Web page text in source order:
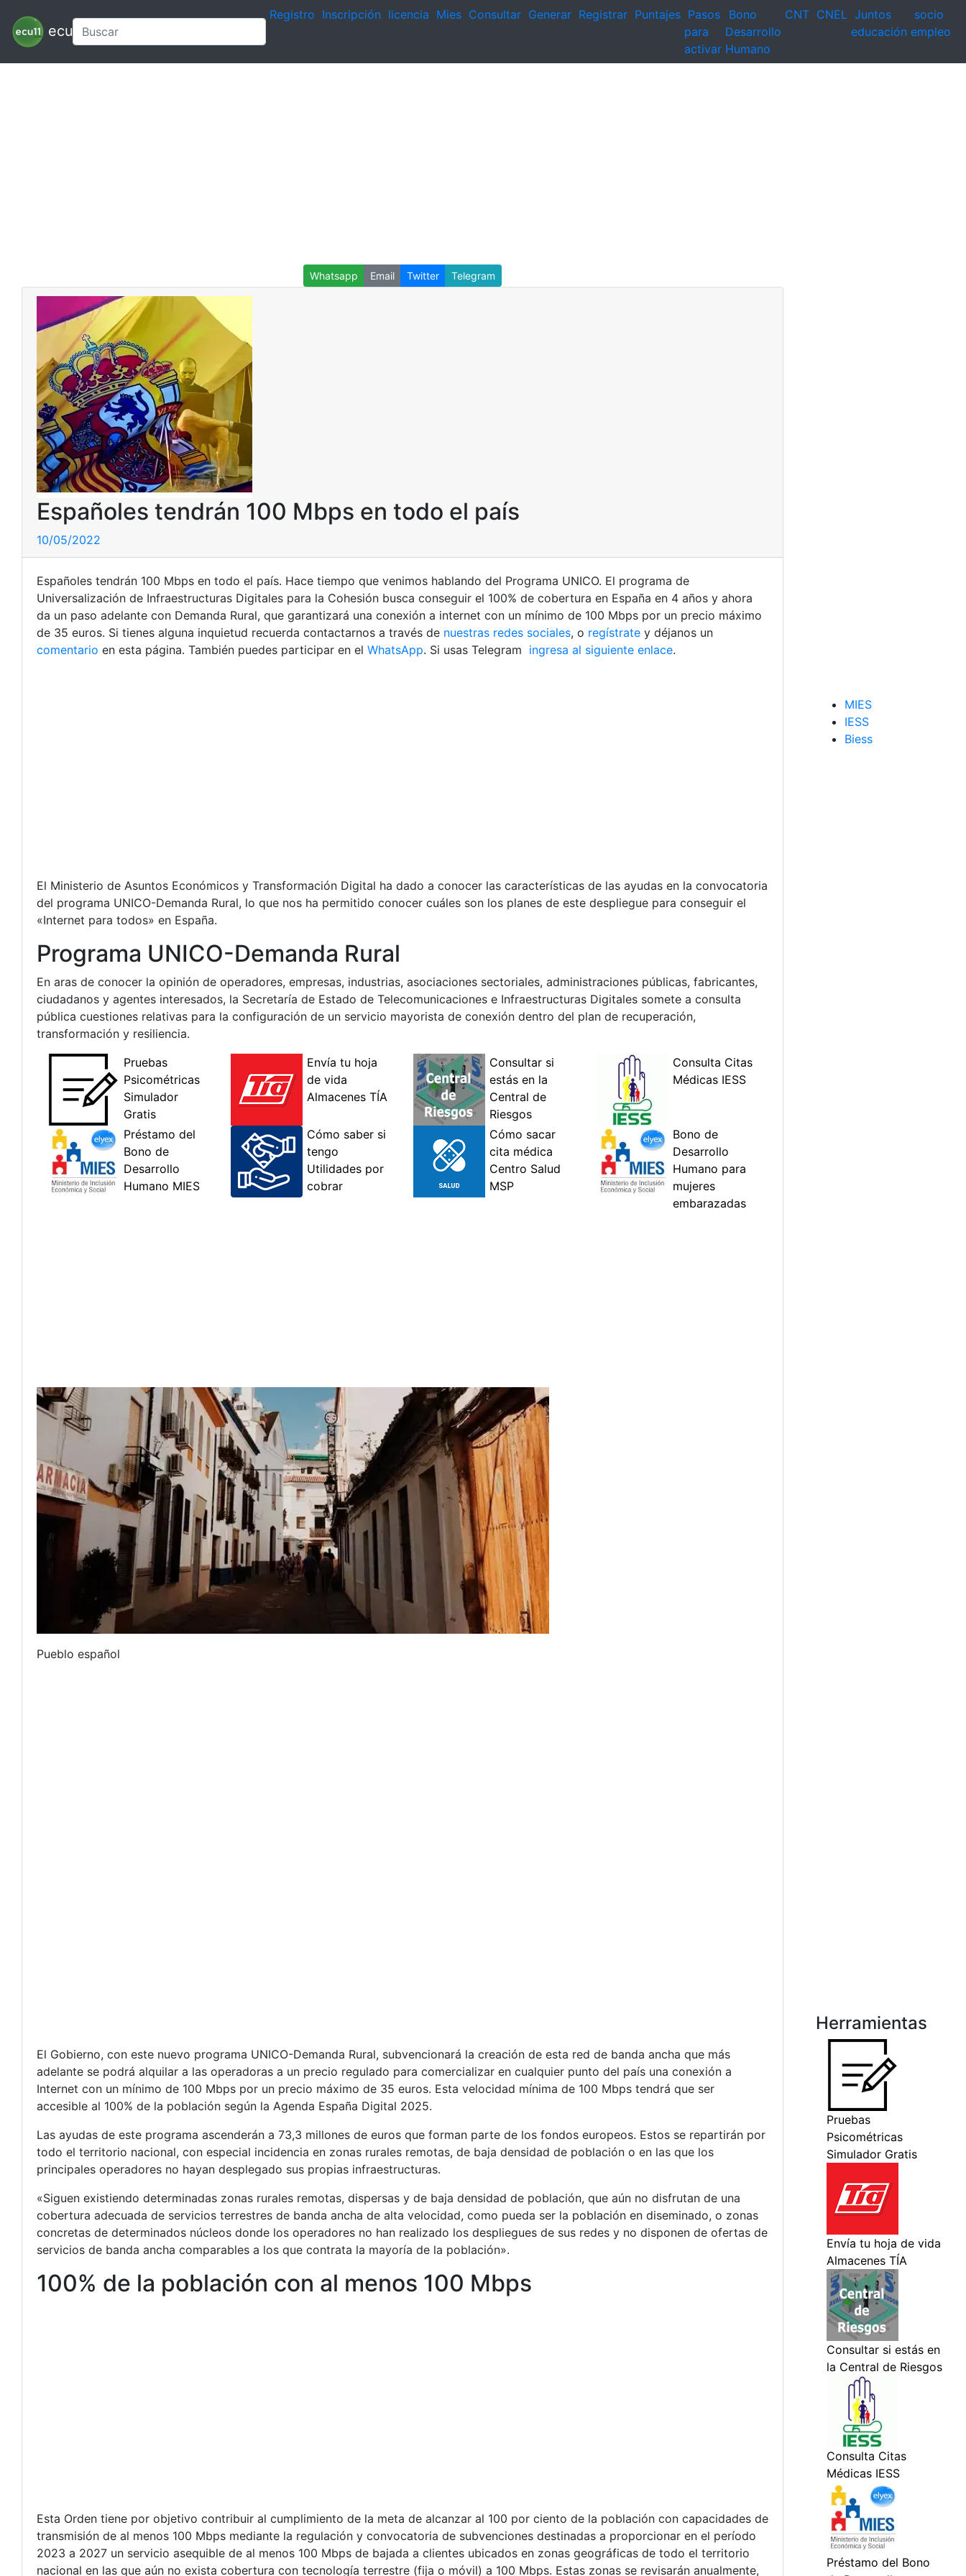
ecu11
Registro Inscripción licencia Mies Consultar Generar Registrar Puntajes Pasos
para
activar
Bono
Desarrollo
Humano
CNT CNEL Juntos
educación
socio
empleo
Whatsapp Email Twitter Telegram
Españoles tendrán 100 Mbps en todo el país
10/05/2022
Españoles tendrán 100 Mbps en todo el país. Hace tiempo que venimos hablando del Programa UNICO. El programa de
Universalización de Infraestructuras Digitales para la Cohesión busca conseguir el 100% de cobertura en España en 4 años y ahora
da un paso adelante con Demanda Rural, que garantizará una conexión a internet con un mínimo de 100 Mbps por un precio máximo
de 35 euros. Si tienes alguna inquietud recuerda contactarnos a través de nuestras redes sociales, o regístrate y déjanos un
comentario en esta página. También puedes participar en el WhatsApp. Si usas Telegram ingresa al siguiente enlace.
El Ministerio de Asuntos Económicos y Transformación Digital ha dado a conocer las características de las ayudas en la convocatoria
del programa UNICO-Demanda Rural, lo que nos ha permitido conocer cuáles son los planes de este despliegue para conseguir el
«Internet para todos» en España.
Programa UNICO-Demanda Rural
En aras de conocer la opinión de operadores, empresas, industrias, asociaciones sectoriales, administraciones públicas, fabricantes,
ciudadanos y agentes interesados, la Secretaría de Estado de Telecomunicaciones e Infraestructuras Digitales somete a consulta
pública cuestiones relativas para la configuración de un servicio mayorista de conexión dentro del plan de recuperación,
transformación y resiliencia.​
Pueblo español
El Gobierno, con este nuevo programa UNICO-Demanda Rural, subvencionará la creación de esta red de banda ancha que más
adelante se podrá alquilar a las operadoras a un precio regulado para comercializar en cualquier punto del país una conexión a
Internet con un mínimo de 100 Mbps por un precio máximo de 35 euros. Esta velocidad mínima de 100 Mbps tendrá que ser
accesible al 100% de la población según la Agenda España Digital 2025.
Las ayudas de este programa ascenderán a 73,3 millones de euros que forman parte de los fondos europeos. Estos se repartirán por
todo el territorio nacional, con especial incidencia en zonas rurales remotas, de baja densidad de población o en las que los
principales operadores no hayan desplegado sus propias infraestructuras.
«Siguen existiendo determinadas zonas rurales remotas, dispersas y de baja densidad de población, que aún no disfrutan de una
cobertura adecuada de servicios terrestres de banda ancha de alta velocidad, como pueda ser la población en diseminado, o zonas
concretas de determinados núcleos donde los operadores no han realizado los despliegues de sus redes y no disponen de ofertas de
servicios de banda ancha comparables a los que contrata la mayoría de la población».
100% de la población con al menos 100 Mbps
Esta Orden tiene por objetivo contribuir al cumplimiento de la meta de alcanzar al 100 por ciento de la población con capacidades de
transmisión de al menos 100 Mbps mediante la regulación y convocatoria de subvenciones destinadas a proporcionar en el período
2023 a 2027 un servicio asequible de al menos 100 Mbps de bajada a clientes ubicados en zonas geográficas de todo el territorio
nacional en las que aún no exista cobertura con tecnología terrestre (fija o móvil) a 100 Mbps. Estas zonas se revisarán anualmente,
MIES
IESS
Biess
Herramientas